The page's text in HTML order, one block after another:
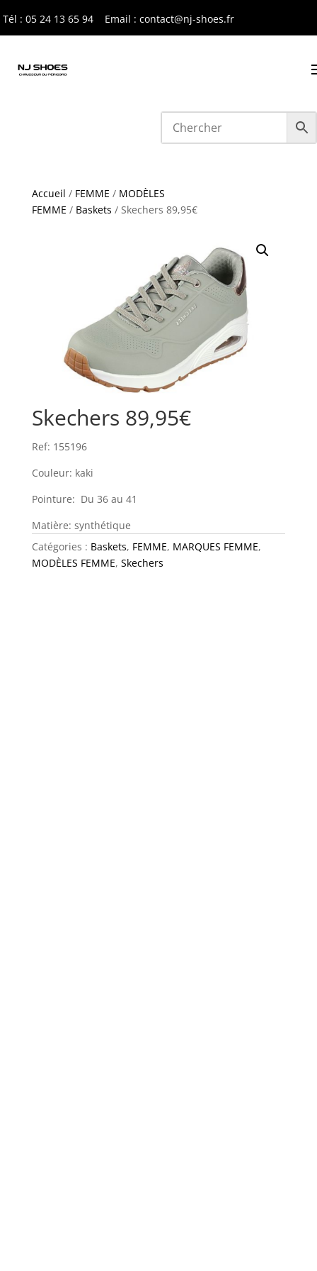
Tél : 05 24 13 65 94 Email : contact@nj-shoes.fr
Accueil / FEMME / MODÈLES
FEMME / Baskets / Skechers 89,95€
Skechers 89,95€
Ref: 155196
Couleur: kaki
Pointure: Du 36 au 41
Matière: synthétique
Catégories : Baskets, FEMME, MARQUES FEMME,
MODÈLES FEMME, Skechers